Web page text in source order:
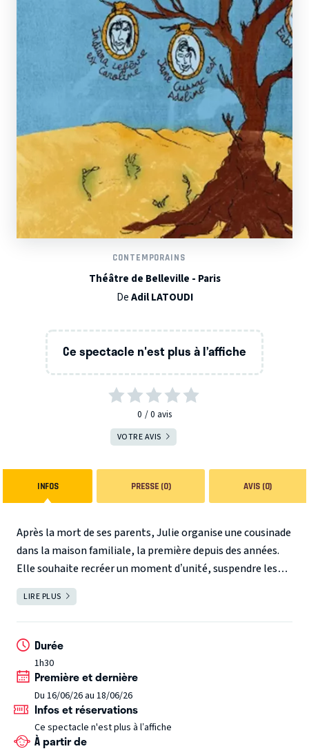
CONTEMPORAINS
Théâtre de Belleville - Paris
DeAdil LATOUDI
Ce spectacle n'est plus à l’affiche
0 0 avis
VOTRE AVIS
INFOS PRESSE (0) AVIS (0)
Après la mort de ses parents, Julie organise une cousinade
dans la maison familiale, la première depuis des années.
Elle souhaite recréer un moment d’unité, suspendre les
conflits du passé et rassembler la famille autour d’un
week-end apaisé.
différences sociales, les rancœurs liées à un procès
familial, les jalousies et les non-dits s’infiltrent dans
chaque échange. Tandis que certains cherchent à
maintenir une façade de convivialité, d’autres attisent les
conflits, volontairement ou non.
LIRE PLUS
Durée
1h30
Première et dernière
Du 16/06/26 au 18/06/26
Infos et réservations
Ce spectacle n'est plus à l’affiche
À partir de